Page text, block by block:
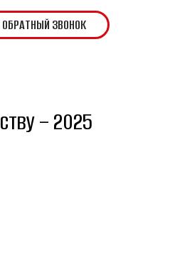
ОБРАТНЫЙ ЗВОНОК
– 2025